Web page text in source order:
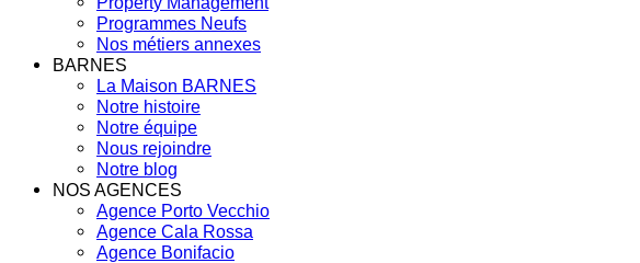
Programmes Neufs
Nos métiers annexes
BARNES
La Maison BARNES
Notre histoire
Notre équipe
Nous rejoindre
Notre blog
NOS AGENCES
Agence Porto Vecchio
Agence Cala Rossa
Agence Bonifacio